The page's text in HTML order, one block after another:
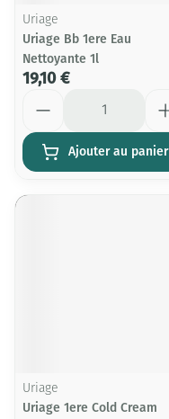
Uriage
Uriage Bb 1ere Eau
Nettoyante 1l
19,10 €
Ajouter au panier
Uriage
Uriage 1ere Cold Cream